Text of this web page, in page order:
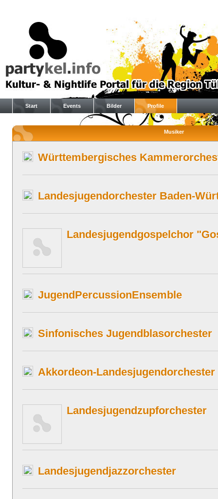
Start Events Bilder Profile
Musiker
Württembergisches
Landesjugendorchester Baden-
Landesjugendgospelchor
JugendPercussionEnsemble
Sinfonisches Jugendblasorchester
Akkordeon-Landesjugendorchester
Landesjugendzupforchester
Landesjugendjazzorchester